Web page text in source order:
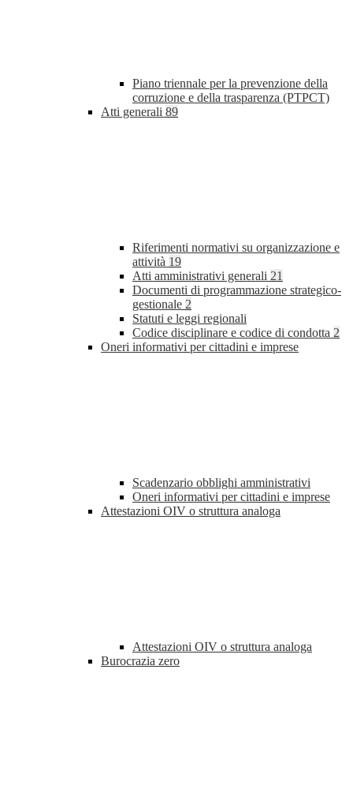
Piano triennale per la prevenzione della
corruzione e della trasparenza (PTPCT)
Atti generali 89
Riferimenti normativi su organizzazione e
attività 19
Atti amministrativi generali 21
Documenti di programmazione strategico-
gestionale 2
Statuti e leggi regionali
Codice disciplinare e codice di condotta 2
Oneri informativi per cittadini e imprese
Scadenzario obblighi amministrativi
Oneri informativi per cittadini e imprese
Attestazioni OIV o struttura analoga
Attestazioni OIV o struttura analoga
Burocrazia zero